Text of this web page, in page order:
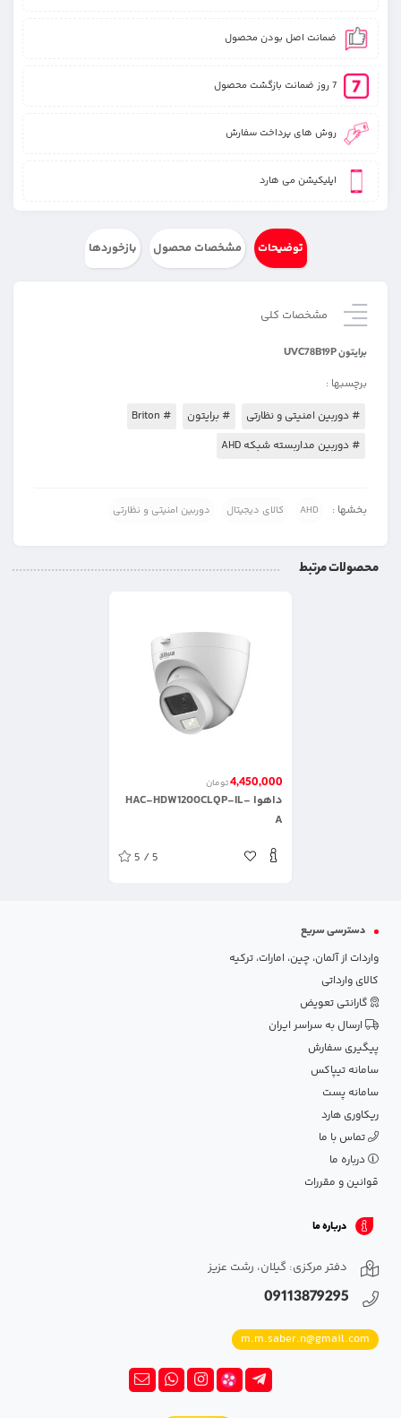
ضمانت اصل بودن محصول
7 روز ضمانت بازگشت محصول
روش های پرداخت سفارش
اپلیکیشن می هارد
توضیحات مشخصات محصول بازخوردها
مشخصات کلی
برایتون UVC78B19P
برچسبها :
# دوربین امنیتی و نظارتی # برایتون
# Briton
# دوربین مداربسته شبکه AHD
بخشها : AHD کالای دیجیتال دوربین امنیتی و نظارتی
محصولات مرتبط
4,450,000تومان
داهوا HAC-HDW1200CLQP-IL-
A
5 / 5
دسترسی سریع
واردات از آلمان، چین، امارات، ترکیه
کالای وارداتی
گارانتی تعویض
ارسال به سراسر ایران
پیگیری سفارش
سامانه تیپاکس
سامانه پست
ریکاوری هارد
تماس با ما
درباره ما
قوانین و مقررات
درباره ما
دفتر مرکزی: گیلان، رشت عزیز
09113879295
m.m.saber.n@gmail.com